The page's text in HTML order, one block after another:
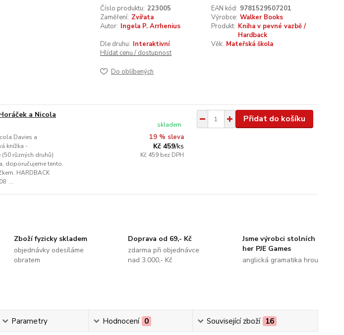
Číslo produktu: 223005 EAN kód: 9781529507201
Zaměření: Zvířata Výrobce: Walker Books
Autor: Ingela P. Arrhenius Produkt: Kniha v pevné vazbě /
Hardback
Dle druhu: Interaktivní Věk: Mateřská škola
Hlídat cenu / dostupnost
Do oblíbených
a Nicola
Davies a
knížka -
různých druhů)
doporučujeme tento
HARDBACK
...
19 % sleva
Kč 459/ks
Kč 459 bez DPH
skladem
Přidat do košíku
Zboží fyzicky skladem
objednávky odesíláme
obratem
Doprava od 69,- Kč
zdarma při objednávce
nad 3.000,- Kč
Jsme výrobci stolních
her PJE Games
anglická gramatika hrou
Parametry Hodnocení 0 Související zboží 16